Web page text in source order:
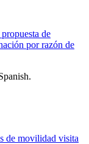
de
por razón de
de movilidad visita